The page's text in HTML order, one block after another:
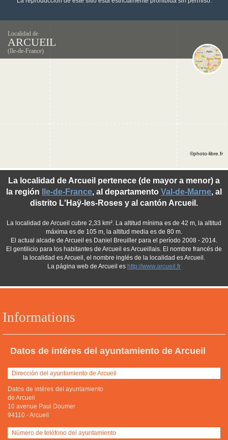
Localidad de
ARCUEIL
(Ile-de-France)
Informations
Datos de intéres del ayuntamiento de Arcueil
Dirección del ayuntamiento de Arcueil
Datos de intéres del ayuntamiento
de Arcueil
10 avenue Paul Doumer
94110 -Arcueil
Número de teléfono del ayuntamiento
La localidad de Arcueil pertenece (de mayor a menor) a
la región
Ile-de-France, al departamento Val-de-Marne, al
distrito L'Haÿ-les-Roses y al cantón Arcueil.
La localidad de Arcueil cubre 2,33 km². La altitud mínima es de 42 m, la altitud
máxima es de 105 m, la altitud media es de 80 m.
El actual alcade de Arcueil es Daniel Breuiller para el período 2008 - 2014.
El gentilicio para los habitantes de Arcueil es Arcueillais. El nombre francés de
la localidad es Arcueil, el nombre inglés de la localidad es Arcueil.
La página web de Arcueil es http://www.arcueil.fr
©photo-libre.fr